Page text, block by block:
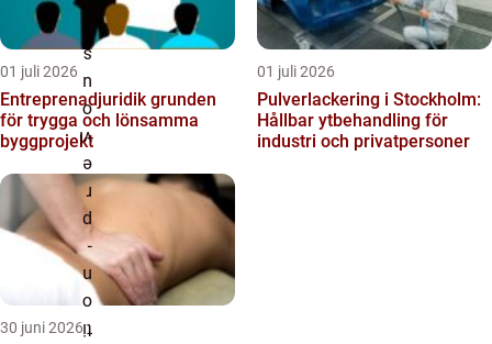
01 juli 2026
Entreprenadjuridik grunden
för trygga och lönsamma
byggprojekt
01 juli 2026
Pulverlackering i Stockholm:
Hållbar ytbehandling för
industri och privatpersoner
30 juni 2026